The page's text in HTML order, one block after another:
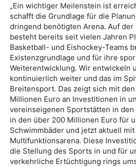
„Ein wichtiger Meilenstein ist
schafft die Grundlage für die
dringend benötigten Arena. Auf der
besteht bereits seit vielen Jahren
Basketball- und Eishockey-Teams
Existenzgrundlage und für ihre
Weiterentwicklung. Wir entwickeln
kontinuierlich weiter und das im
Breitensport. Das zeigt sich mit
Millionen Euro an Investitionen in
vereinseigenen Sportstätten in
in den über 200 Millionen Euro für
Schwimmbäder und jetzt aktuell
Multifunktionsarena. Diese
die Stellung des Sports in und für
verkehrliche Ertüchtigung rings